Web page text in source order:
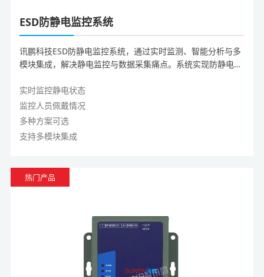
ESD防静电监控系统
讯鹏科技ESD防静电监控系统，通过实时监测、智能分析与多
模块集成，解决静电监控与数据采集痛点。系统实现防静电管
子报表等功能，搭配人体静电仪、闸机等软硬件，广泛用于电
子制造等领域，助力企业降本增效、提升品质。
实时监控静电状态
监控人员佩戴情况
多种方案可选
支持多模块集成
热门产品